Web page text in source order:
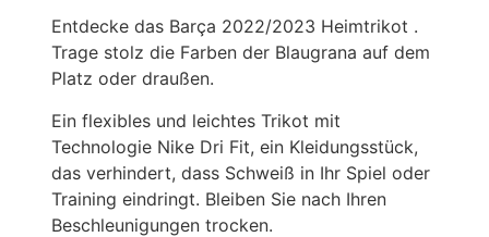
Entdecke das Barça 2022/2023 Heimtrikot .
Trage stolz die Farben der Blaugrana auf dem
Platz oder draußen.
Ein flexibles und leichtes Trikot mit
Technologie Nike Dri Fit, ein Kleidungsstück,
das verhindert, dass Schweiß in Ihr Spiel oder
Training eindringt. Bleiben Sie nach Ihren
Beschleunigungen trocken.